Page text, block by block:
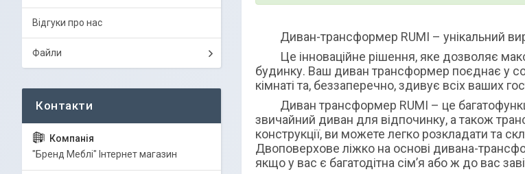
Диван-трансформер RUMI – унікальний
Це інноваційне рішення, яке дозволяє
будинку. Ваш диван трансформер поєднає у
кімнаті та, беззаперечно, здивує всіх ваших
Диван трансформер RUMI – це
звичайний диван для відпочинку, а також
конструкції, ви можете легко розкладати та
Двоповерхове ліжко на основі дивана-
якщо у вас є багатодітна сім’я або ж до вас
Відгуки про нас
Файли
"Бренд Меблі" Інтернет магазин